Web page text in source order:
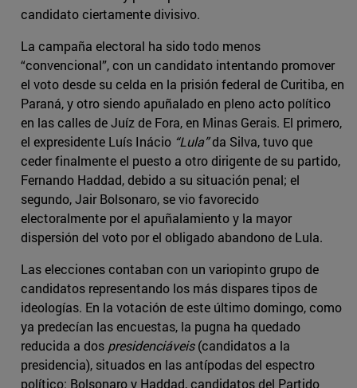
candidato ciertamente divisivo.
La campaña electoral ha sido todo menos
“convencional”, con un candidato intentando promover
el voto desde su celda en la prisión federal de Curitiba, en
Paraná, y otro siendo apuñalado en pleno acto político
en las calles de Juíz de Fora, en Minas Gerais. El primero,
el expresidente Luís Inácio “Lula”da Silva, tuvo que
ceder finalmente el puesto a otro dirigente de su partido,
Fernando Haddad, debido a su situación penal; el
segundo, Jair Bolsonaro, se vio favorecido
electoralmente por el apuñalamiento y la mayor
dispersión del voto por el obligado abandono de Lula.
Las elecciones contaban con un variopinto grupo de
candidatos representando los más dispares tipos de
ideologías. En la votación de este último domingo, como
ya predecían las encuestas, la pugna ha quedado
reducida a dos presidenciáveis(candidatos a la
presidencia), situados en las antípodas del espectro
político: Bolsonaro y Haddad, candidatos del Partido